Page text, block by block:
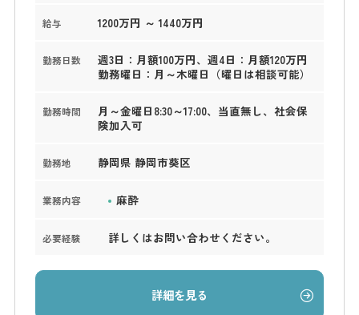
給与 1200万円 ～ 1440万円
勤務日数
週3日：月額100万円、週4日：月額120万円
勤務曜日：月～木曜日（曜日は相談可能）
勤務時間
月～金曜日8:30～17:00、当直無し、社会保
険加入可
勤務地 静岡県 静岡市葵区
業務内容 麻酔
必要経験 詳しくはお問い合わせください。
詳細を見る